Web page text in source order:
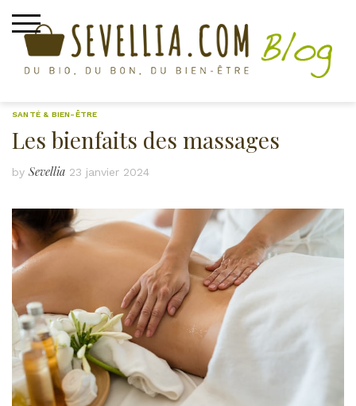
content
SANTÉ & BIEN-ÊTRE
Les bienfaits des massages
by Sevellia 23 janvier 2024